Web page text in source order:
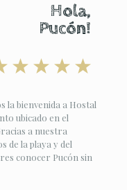
Hola,
Pucón!
la bienvenida a Hostal
ubicado en el
a nuestra
de la playa y del
conocer Pucón sin